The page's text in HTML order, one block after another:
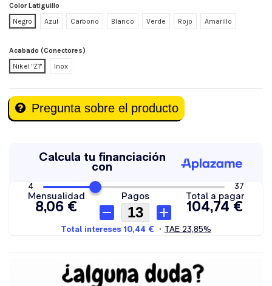
Color Latiguillo
Negro
Azul Carbono Blanco Verde Rojo Amarillo
Acabado (Conectores)
Nikel "Z1"
Inox
Pregunta sobre el producto